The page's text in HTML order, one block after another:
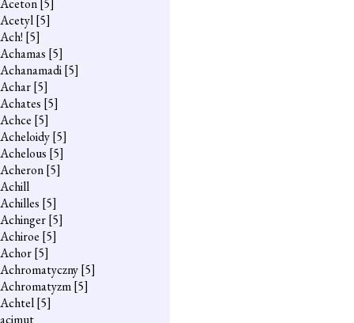
Aceton[5]
Acetyl[5]
Ach! [5]
Achamas [5]
Achanamadi[5]
Achar[5]
Achates [5]
Achce [5]
Acheloidy[5]
Achelous [5]
Acheron[5]
Achill
Achilles [5]
Achinger[5]
Achiroe [5]
Achor[5]
Achromatyczny[5]
Achromatyzm[5]
Achtel[5]
acimut